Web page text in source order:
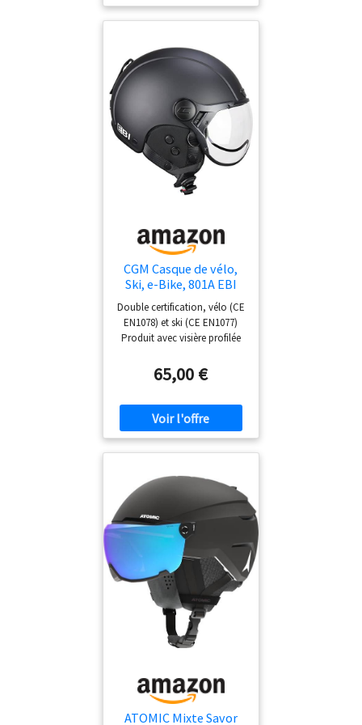
différentes catégories de
compris la photochromique
L'intérieur, les joues, le
protège-nuque et la
entièrement amovibles et
lavables . Les équipements
comprennent le système de
ventilation Air Stream, le
passant à lunettes arrière, la
boucle micrométrique,
l'anneau antivol et le serre-
CGM Casque de vélo,
Ski, e-Bike, 801A EBI
Mono, Noir Mat, M (57-
58 cm)
Double certification, vélo (CE
EN1078) et ski (CE EN1077)
Produit avec visière profilée
périphérique en caoutchouc
fixé aux supports latéraux
sont disponibles comme
accessoires de visières dans
différentes catégories de
compris la photochromique
L'intérieur, les joues, le
protège-nuque et la
mentonnière sont
entièrement amovibles et
lavables . Les équipements
comprennent le système de
ventilation Air Stream, le
passant à lunettes arrière, la
boucle micrométrique,
l'anneau antivol et le serre-
ceinture élastique
65,00 €
ATOMIC Mixte Savor